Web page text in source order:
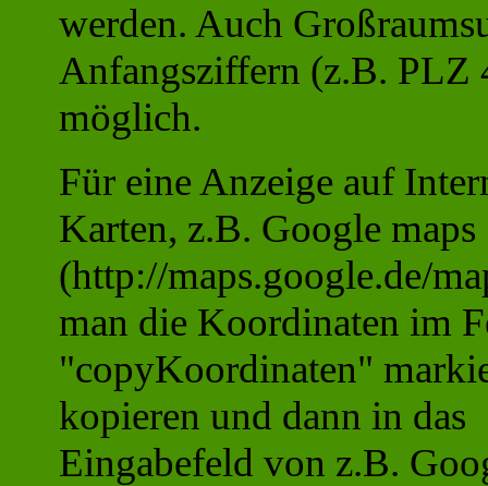
werden. Auch
Anfangsziffern (z.B. PLZ
möglich.
Für eine Anzeige auf
Karten, z.B. Google maps
(http://maps.google.de/
man die Koordinaten im
"copyKoordinaten"
kopieren und dann in das
Eingabefeld von z.B.